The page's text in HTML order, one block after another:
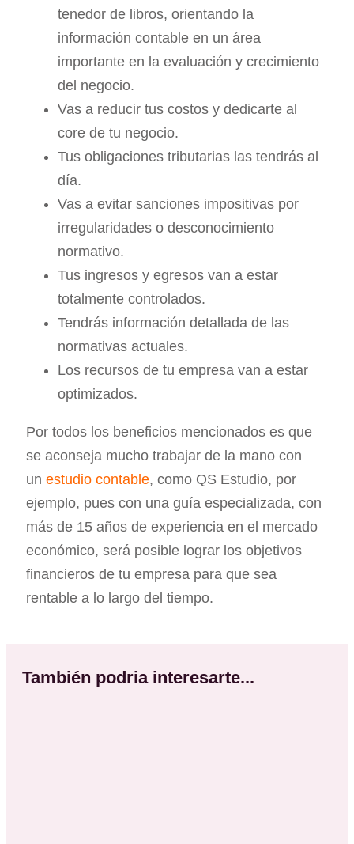
tenedor de libros, orientando la
información contable en un área
importante en la evaluación y crecimiento
del negocio.
Vas a reducir tus costos y dedicarte al
core de tu negocio.
Tus obligaciones tributarias las tendrás al
día.
Vas a evitar sanciones impositivas por
irregularidades o desconocimiento
normativo.
Tus ingresos y egresos van a estar
totalmente controlados.
Tendrás información detallada de las
normativas actuales.
Los recursos de tu empresa van a estar
optimizados.
Por todos los beneficios mencionados es que
se aconseja mucho trabajar de la mano con
un estudio contable, como QS Estudio, por
ejemplo, pues con una guía especializada, con
más de 15 años de experiencia en el mercado
económico, será posible lograr los objetivos
financieros de tu empresa para que sea
rentable a lo largo del tiempo.
También podria interesarte...